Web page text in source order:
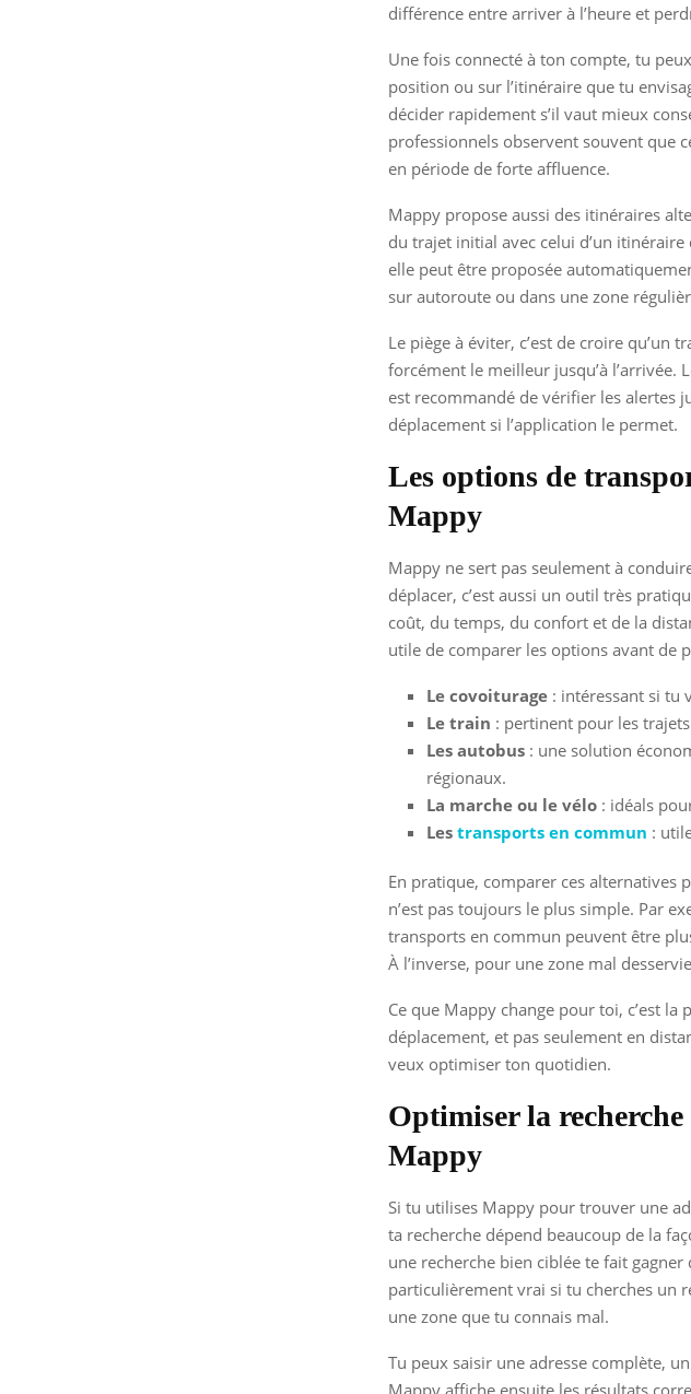
différence entre arriver à l’heure et
Une fois connecté à ton compte, tu
position ou sur l’itinéraire que tu
décider rapidement s’il vaut mieux
professionnels observent souvent que
en période de forte affluence.
Mappy propose aussi des itinéraires
du trajet initial avec celui d’un
elle peut être proposée
sur autoroute ou dans une zone
Le piège à éviter, c’est de croire qu’un
forcément le meilleur jusqu’à
est recommandé de vérifier les alertes
déplacement si l’application le permet.
Les options de
Mappy
Mappy ne sert pas seulement à
déplacer, c’est aussi un outil très
coût, du temps, du confort et de la
utile de comparer les options avant de
Le covoiturage : intéressant si tu
Le train : pertinent pour les
Les autobus : une solution
régionaux.
La marche ou le vélo : idéals
Les transports en commun :
En pratique, comparer ces alternatives
n’est pas toujours le plus simple. Par
transports en commun peuvent être
À l’inverse, pour une zone mal
Ce que Mappy change pour toi, c’est
déplacement, et pas seulement en
veux optimiser ton quotidien.
Optimiser la recherche
Mappy
Si tu utilises Mappy pour trouver une
ta recherche dépend beaucoup de la
une recherche bien ciblée te fait
particulièrement vrai si tu cherches un
une zone que tu connais mal.
Tu peux saisir une adresse complète,
Mappy affiche ensuite les résultats